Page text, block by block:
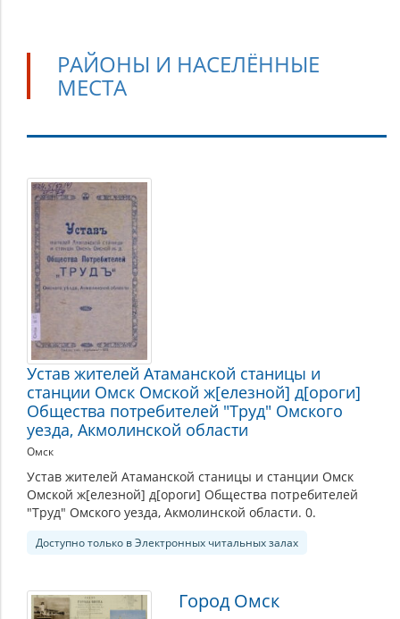
РАЙОНЫ И НАСЕЛЁННЫЕ
МЕСТА
Районы
и
населённые
места
Устав жителей Атаманской станицы и
станции Омск Омской ж[елезной] д[ороги]
Общества потребителей "Труд" Омского
уезда, Акмолинской области
Омск
Устав жителей Атаманской станицы и станции Омск
Омской ж[елезной] д[ороги] Общества потребителей
"Труд" Омского уезда, Акмолинской области. 0.
Доступно только в Электронных читальных залах
Город Омск